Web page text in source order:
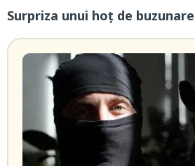
Surpriza unui hoţ de buzunare